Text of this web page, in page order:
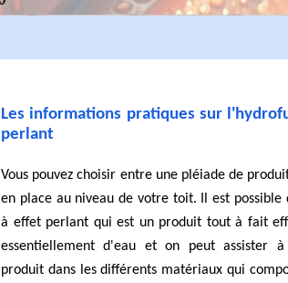
Les informations pratiques sur
perlant
Vous pouvez choisir entre une pléiade de
en place au niveau de votre toit. Il est possible
à effet perlant qui est un produit tout à fait
essentiellement d'eau et on peut assister
produit dans les différents matériaux qui